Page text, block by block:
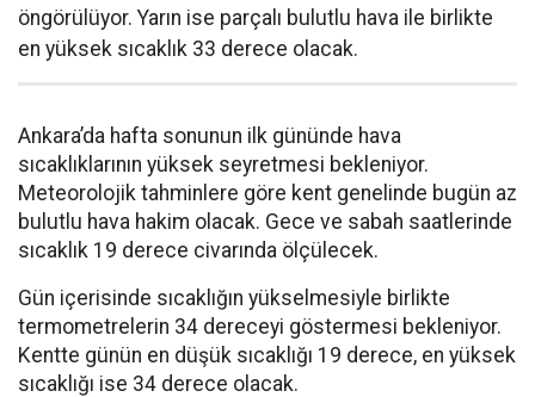
öngörülüyor. Yarın ise parçalı bulutlu hava ile birlikte
en yüksek sıcaklık 33 derece olacak.
Ankara’da hafta sonunun ilk gününde hava
sıcaklıklarının yüksek seyretmesi bekleniyor.
Meteorolojik tahminlere göre kent genelinde bugün az
bulutlu hava hakim olacak. Gece ve sabah saatlerinde
sıcaklık 19 derece civarında ölçülecek.
Gün içerisinde sıcaklığın yükselmesiyle birlikte
termometrelerin 34 dereceyi göstermesi bekleniyor.
Kentte günün en düşük sıcaklığı 19 derece, en yüksek
sıcaklığı ise 34 derece olacak.